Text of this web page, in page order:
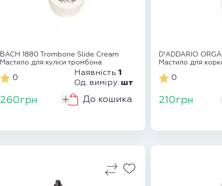
BACH 1880 Trombone Slide Cream
Мастило для куліси тромбона
0
Наявність1
Од. виміру: шт
260грн До кошика
D'ADDARIO
Мастило для
0
210грн